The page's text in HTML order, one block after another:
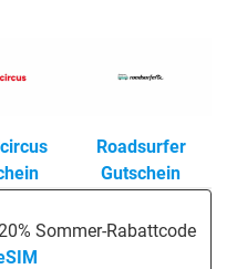
Roadsurfer
Gutschein
Sommer-Rabattcode